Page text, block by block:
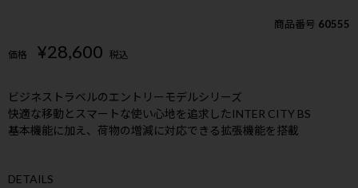
商品番号 60555
価格 ¥28,600 税込
ビジネストラベルのエントリーモデルシリーズ
快適な移動とスマートな使い心地を追求したINTER CITY BS
基本機能に加え、荷物の増減に対応できる拡張機能を搭載
DETAILS